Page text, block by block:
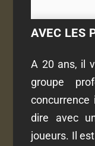
AVEC LES
A 20 ans, il
groupe
dire avec
joueurs. Il